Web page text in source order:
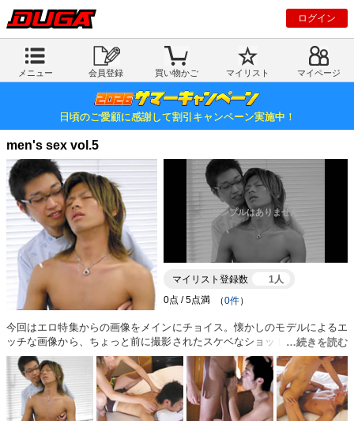
ログイン
メニュー 会員登録 買い物かご マイリスト マイページ
日頃のご愛顧に感謝して割引キャンペーン実施中！
men's sex vol.5
マイリスト登録数
1人
（0件）
今回はエロ特集からの画像をメインにチョイス。懐かしのモデルによるエ
ッチな画像から、ちょっと前に撮影されたスケベなショットまで、記憶に
残るギリギリショットをお届けします！